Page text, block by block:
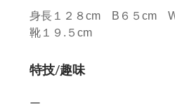
身長１２８cm B６５cm
靴１９.５cm
特技/趣味
ー